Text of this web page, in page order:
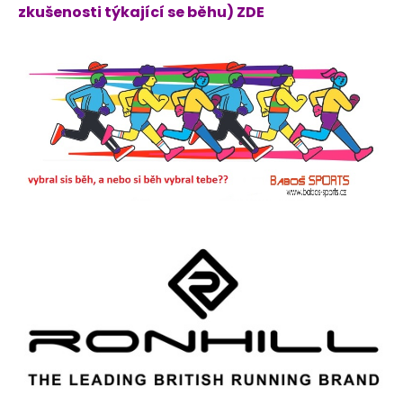
zkušenosti týkající se běhu) ZDE